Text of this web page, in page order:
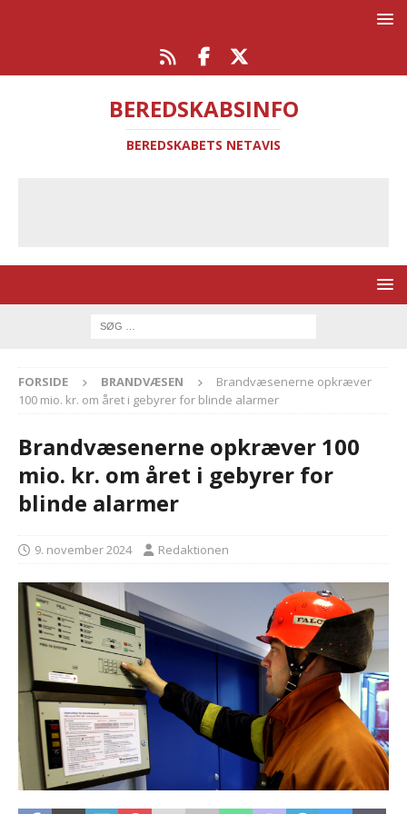
BEREDSKABSINFO
BEREDSKABETS NETAVIS
FORSIDE BRANDVÆSEN
Brandvæsenerne opkræver
100 mio. kr. om året i gebyrer for blinde alarmer
Brandvæsenerne opkræver 100
mio. kr. om året i gebyrer for
blinde alarmer
9. november 2024 Redaktionen